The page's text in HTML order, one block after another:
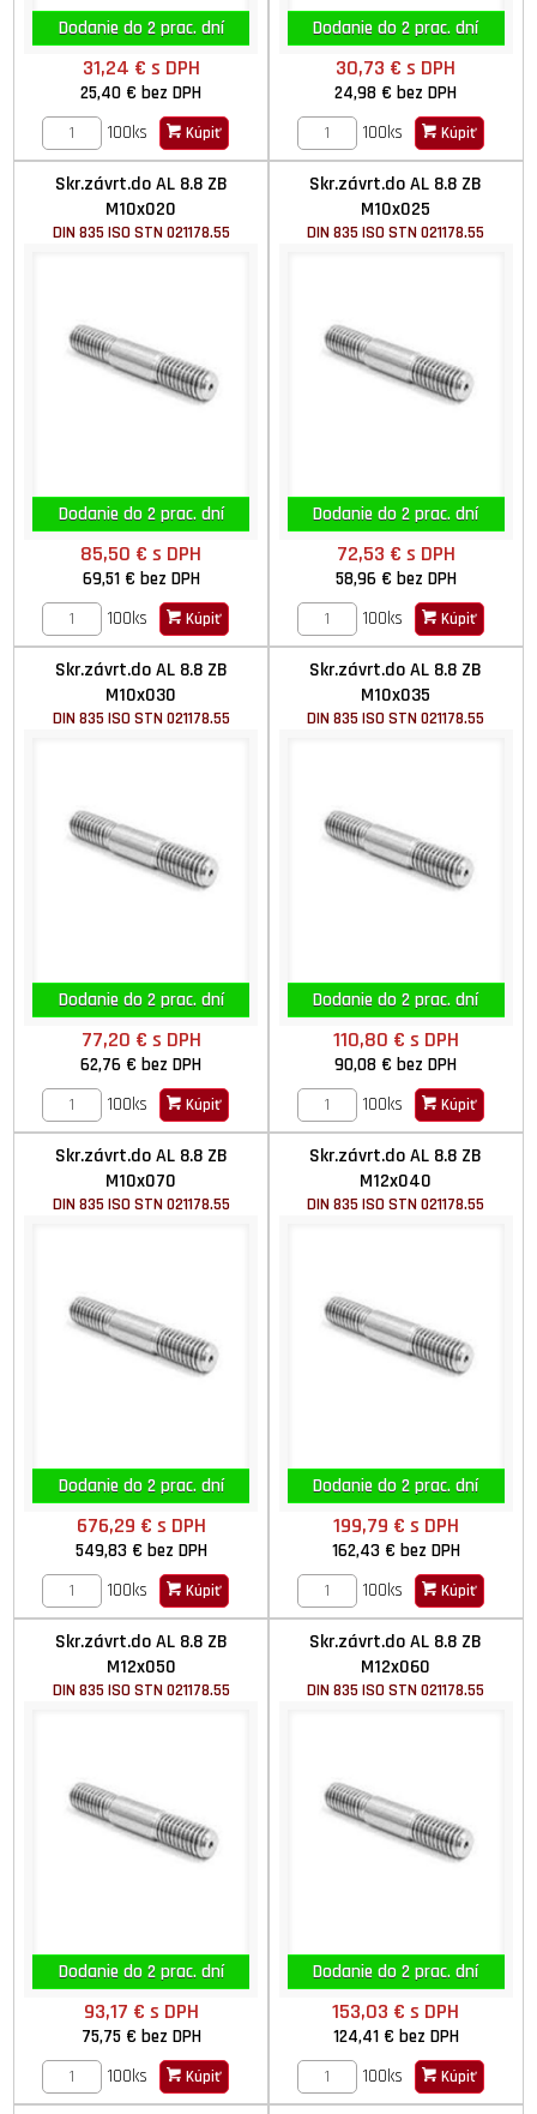
Dodanie do 2 prac. dní
31,24 € s DPH
25,40 €bez DPH
100ks
Kúpiť
Dodanie do 2 prac. dní
30,73 €s DPH
24,98 €bez DPH
100ks
Kúpiť
Skr.závrt.do AL 8.8 ZB
M10x020
DIN 835 ISO STN 021178.55
Dodanie do 2 prac. dní
85,50 €s DPH
69,51 € bez DPH
100ks
Kúpiť
Skr.závrt.do AL 8.8 ZB
M10x025
DIN 835 ISO STN 021178.55
Dodanie do 2 prac. dní
72,53 € s DPH
58,96 € bez DPH
100ks
Kúpiť
Skr.závrt.do AL 8.8 ZB
M10x030
DIN 835 ISO STN 021178.55
Dodanie do 2 prac. dní
77,20 € s DPH
62,76 €bez DPH
100ks
Kúpiť
Skr.závrt.do AL 8.8 ZB
M10x035
DIN 835 ISO STN 021178.55
Dodanie do 2 prac. dní
110,80 € s DPH
90,08 €bez DPH
100ks
Kúpiť
Skr.závrt.do AL 8.8 ZB
M10x070
DIN 835 ISO STN 021178.55
Dodanie do 2 prac. dní
676,29 € s DPH
549,83 € bez DPH
100ks
Kúpiť
Skr.závrt.do AL 8.8 ZB
M12x040
DIN 835 ISO STN 021178.55
Dodanie do 2 prac. dní
199,79 € s DPH
162,43 € bez DPH
100ks
Kúpiť
Skr.závrt.do AL 8.8 ZB
M12x050
DIN 835 ISO STN 021178.55
Dodanie do 2 prac. dní
93,17 € s DPH
75,75 € bez DPH
100ks
Kúpiť
Skr.závrt.do AL 8.8 ZB
M12x060
DIN 835 ISO STN 021178.55
Dodanie do 2 prac. dní
153,03 €s DPH
124,41 € bez DPH
100ks
Kúpiť